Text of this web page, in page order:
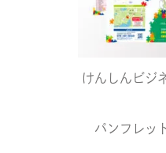
けんしんビジ
パンフレッ